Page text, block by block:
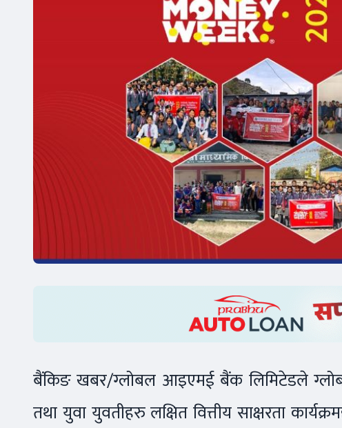
बैंकिङ खबर/ग्लोबल आइएमई बैंक लिमिटेडले ग्लोबल
तथा युवा युवतीहरु लक्षित वित्तीय साक्षरता